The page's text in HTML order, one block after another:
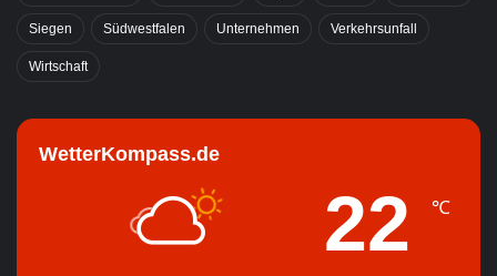
Siegen Südwestfalen Unternehmen Verkehrsunfall
Wirtschaft
WetterKompass.de
22 ℃